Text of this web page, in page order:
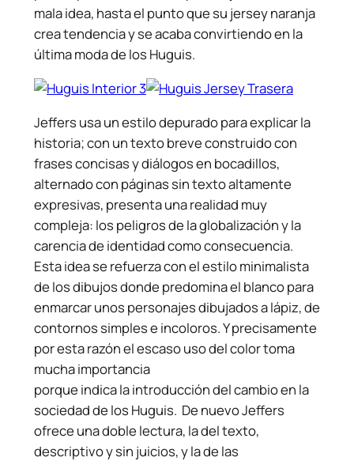
mala idea, hasta el punto que su jersey naranja
crea tendencia y se acaba convirtiendo en la
última moda de los Huguis.
Jeffers usa un estilo depurado para explicar la
historia; con un texto breve construido con
frases concisas y diálogos en bocadillos,
alternado con páginas sin texto altamente
expresivas, presenta una realidad muy
compleja: los peligros de la globalización y la
carencia de identidad como consecuencia.
Esta idea se refuerza con el estilo minimalista
de los dibujos donde predomina el blanco para
enmarcar unos personajes dibujados a lápiz, de
contornos simples e incoloros. Y precisamente
por esta razón el escaso uso del color toma
mucha importancia
porque indica la introducción del cambio en la
sociedad de los Huguis. De nuevo Jeffers
ofrece una doble lectura, la del texto,
descriptivo y sin juicios, y la de las